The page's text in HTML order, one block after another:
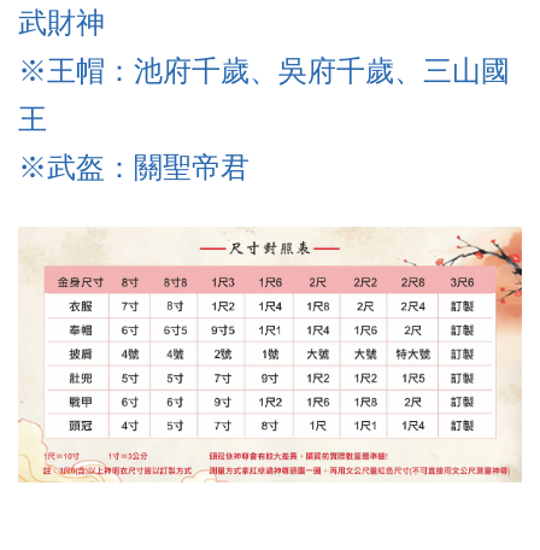
武財神
※王帽：池府千歲、吳府千歲、三山國
王
※武盔 ：關聖帝君